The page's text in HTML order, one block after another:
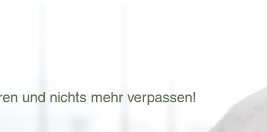
und nichts mehr verpassen!